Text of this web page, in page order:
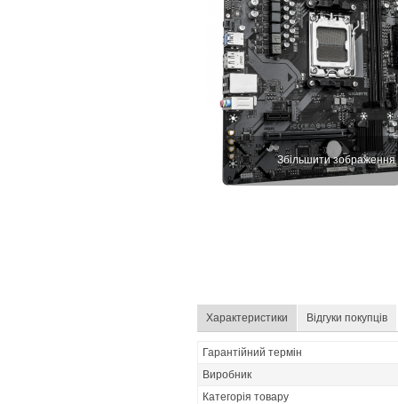
Збільшити зображення
Характеристики Відгуки покупців
Гарантійний термін
Виробник
Категорія товару